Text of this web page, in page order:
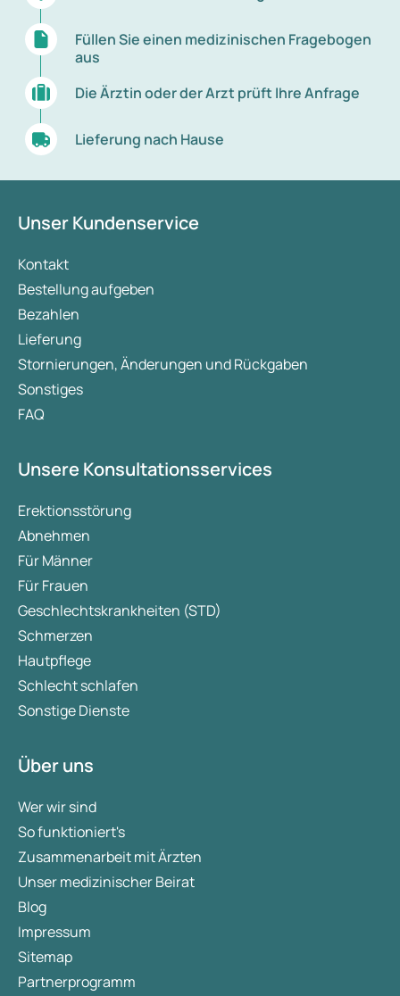
Füllen Sie einen medizinischen Fragebogen
aus
Die Ärztin oder der Arzt prüft Ihre Anfrage
Lieferung nach Hause
Unser Kundenservice
Kontakt
Bestellung aufgeben
Bezahlen
Lieferung
Stornierungen, Änderungen und Rückgaben
Sonstiges
FAQ
Unsere Konsultationsservices
Erektionsstörung
Abnehmen
Für Männer
Für Frauen
Geschlechtskrankheiten (STD)
Schmerzen
Hautpflege
Schlecht schlafen
Sonstige Dienste
Über uns
Wer wir sind
So funktioniert's
Zusammenarbeit mit Ärzten
Unser medizinischer Beirat
Blog
Impressum
Sitemap
Partnerprogramm